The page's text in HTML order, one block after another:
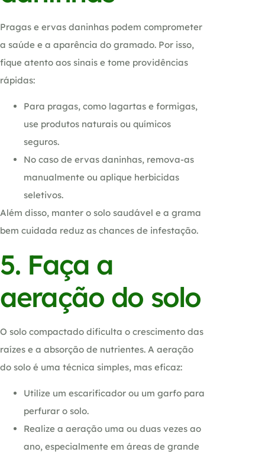
Pragas e ervas daninhas podem comprometer
a saúde e a aparência do gramado. Por isso,
fique atento aos sinais e tome providências
rápidas:
Para pragas, como lagartas e formigas,
use produtos naturais ou químicos
seguros.
No caso de ervas daninhas, remova-as
manualmente ou aplique herbicidas
seletivos.
Além disso, manter o solo saudável e a grama
bem cuidada reduz as chances de infestação.
5. Faça a
aeração do solo
O solo compactado dificulta o crescimento das
raízes e a absorção de nutrientes. A aeração
do solo é uma técnica simples, mas eficaz:
Utilize um escarificador ou um garfo para
perfurar o solo.
Realize a aeração uma ou duas vezes ao
ano, especialmente em áreas de grande